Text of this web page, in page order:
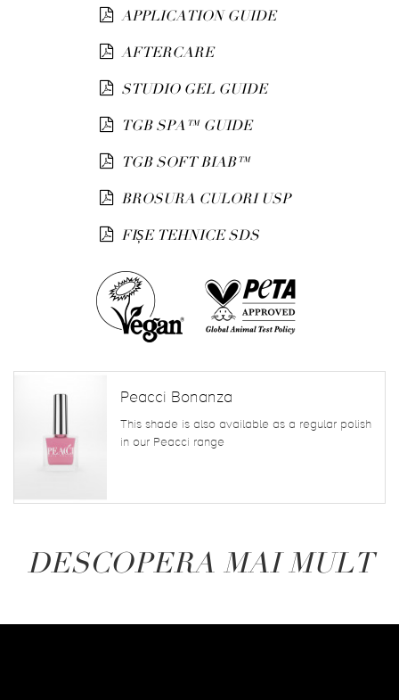
APPLICATION GUIDE
AFTERCARE
STUDIO GEL GUIDE
TGB SPA™ GUIDE
TGB SOFT BIAB™
BROSURA CULORI USP
FIȘE TEHNICE SDS
Peacci Bonanza
This shade is also available as a regular polish
in our Peacci range
DESCOPERA MAI MULT